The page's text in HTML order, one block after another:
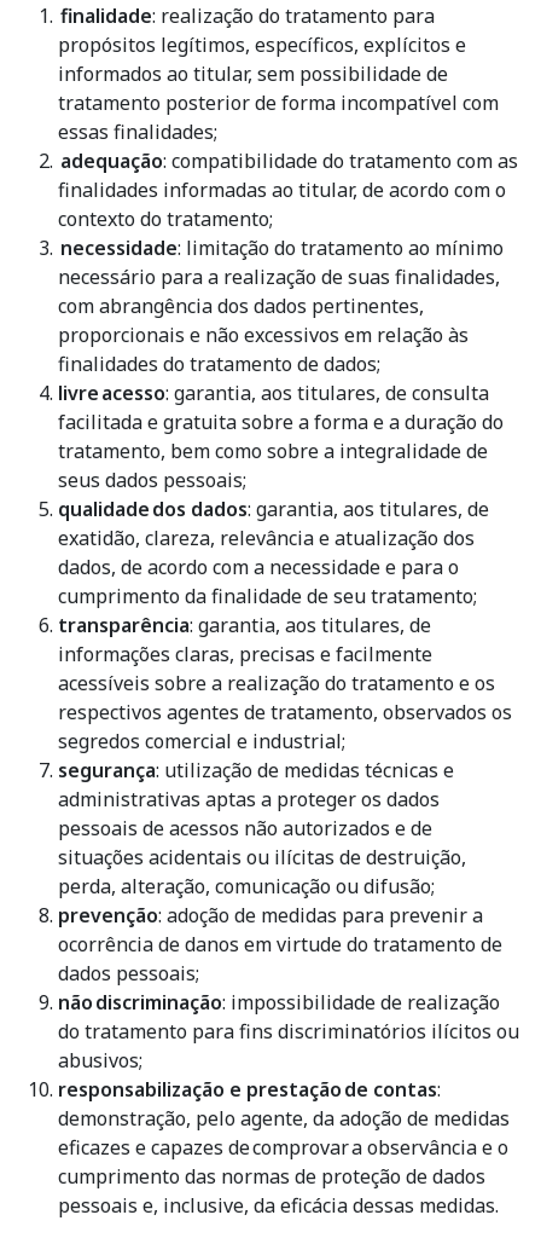
finalidade: realização do tratamento para
propósitos legítimos, específicos, explícitos e
informados ao titular, sem possibilidade de
tratamento posterior de forma incompatível com
essas finalidades;
adequação: compatibilidade do tratamento com as
finalidades informadas ao titular, de acordo com o
contexto do tratamento;
necessidade: limitação do tratamento ao mínimo
necessário para a realização de suas finalidades,
com abrangência dos dados pertinentes,
proporcionais e não excessivos em relação às
finalidades do tratamento de dados;
livreacesso: garantia, aos titulares, de consulta
facilitada e gratuita sobre a forma e a duração do
tratamento, bem como sobre a integralidade de
seus dados pessoais;
qualidadedos dados: garantia, aos titulares, de
exatidão, clareza, relevância e atualização dos
dados, de acordo com a necessidade e para o
cumprimento da finalidade de seu tratamento;
transparência: garantia, aos titulares, de
informações claras, precisas e facilmente
acessíveis sobre a realização do tratamento e os
respectivos agentes de tratamento, observados os
segredos comercial e industrial;
segurança: utilização de medidas técnicas e
administrativas aptas a proteger os dados
pessoais de acessos não autorizados e de
situações acidentais ou ilícitas de destruição,
perda, alteração, comunicação ou difusão;
prevenção: adoção de medidas para prevenir a
ocorrência de danos em virtude do tratamento de
dados pessoais;
nãodiscriminação: impossibilidade de realização
do tratamento para fins discriminatórios ilícitos ou
abusivos;
responsabilização e prestaçãode contas:
demonstração, pelo agente, da adoção de medidas
eficazes e capazes de comprovar a observância e o
cumprimento das normas de proteção de dados
pessoais e, inclusive, da eficácia dessas medidas.